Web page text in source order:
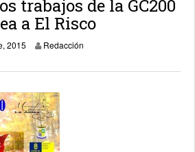
trabajos de la GC200
a El Risco
2015 30 octubre, 2015
Redacción